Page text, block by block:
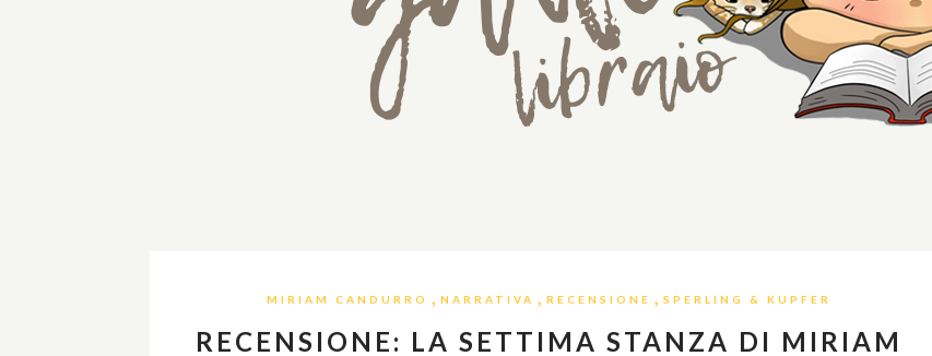
MIRIAM CANDURRO , NARRATIVA , RECENSIONE , SPERLING & KUPFER
RECENSIONE: LA SETTIMA STANZA DI MIRIAM